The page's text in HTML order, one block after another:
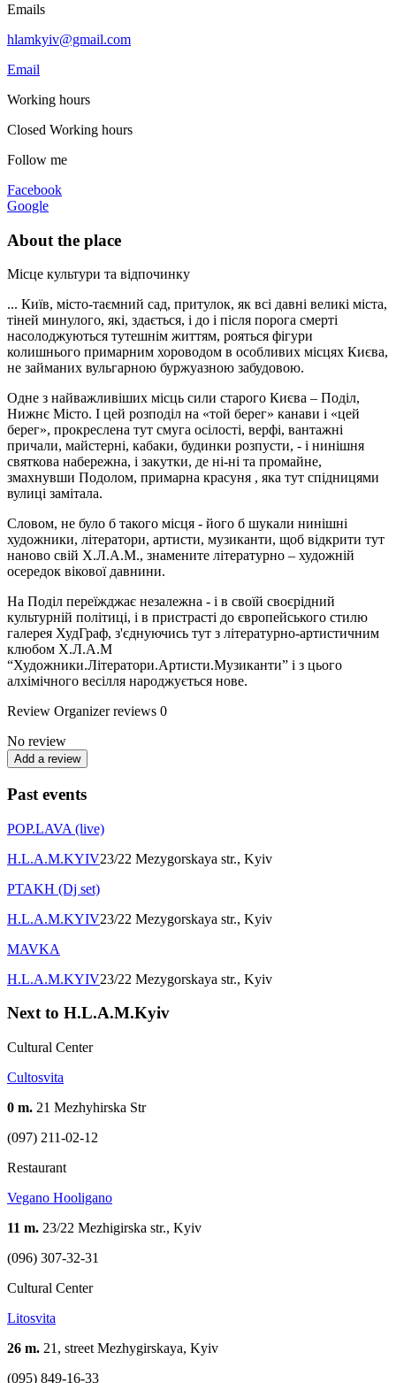
Emails
hlamkyiv@gmail.com
Email
Working hours
Closed Working hours
Follow me
Facebook
Google
About the place
Місце культури та відпочинку
... Київ, місто-таємний сад, притулок, як всі давні великі міста,
тіней минулого, які, здається, і до і після порога смерті
насолоджуються тутешнім життям, рояться фігури
колишнього примарним хороводом в особливих місцях Києва,
не займаних вульгарною буржуазною забудовою.
Одне з найважливіших місць сили старого Києва – Поділ,
Нижнє Місто. І цей розподіл на «той берег» канави і «цей
берег», прокреслена тут смуга осілості, верфі, вантажні
причали, майстерні, кабаки, будинки розпусти, - і нинішня
святкова набережна, і закутки, де ні-ні та промайне,
змахнувши Подолом, примарна красуня , яка тут спідницями
вулиці замітала.
Словом, не було б такого місця - його б шукали нинішні
художники, літератори, артисти, музиканти, щоб відкрити тут
наново свій Х.Л.А.М., знамените літературно – художній
осередок вікової давнини.
На Поділ переїжджає незалежна - і в своїй своєрідний
культурній політиці, і в пристрасті до європейського стилю
галерея ХудГраф, з'єднуючись тут з літературно-артистичним
клюбом Х.Л.А.М
“Художники.Літератори.Артисти.Музиканти” і з цього
алхімічного весілля народжується нове.
Review Organizer reviews 0
No review
Add a review
Past events
POP.LAVA (live)
H.L.A.M.KYIV23/22 Mezygorskaya str., Kyiv
PTAKH (Dj set)
H.L.A.M.KYIV23/22 Mezygorskaya str., Kyiv
MAVKA
H.L.A.M.KYIV23/22 Mezygorskaya str., Kyiv
Next to H.L.A.M.Kyiv
Cultural Center
Cultosvita
0 m. 21 Mezhyhirska Str
(097) 211-02-12
Restaurant
Vegano Hooligano
11 m. 23/22 Mezhigirska str., Kyiv
(096) 307-32-31
Cultural Center
Litosvita
26 m. 21, street Mezhygirskaya, Kуіv
(095) 849-16-33